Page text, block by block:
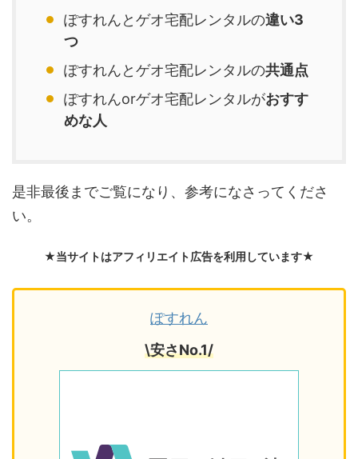
ぽすれんとゲオ宅配レンタルの違い3
つ
ぽすれんとゲオ宅配レンタルの共通点
ぽすれんorゲオ宅配レンタルがおすす
めな人
是非最後までご覧になり、参考になさってくださ
い。
★当サイトはアフィリエイト広告を利用しています★
ぽすれん
\安さNo.1/